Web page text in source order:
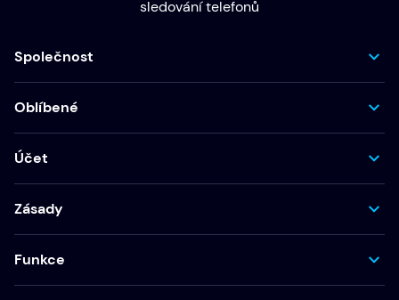
sledování telefonů
Společnost
Oblíbené
Účet
Zásady
Funkce